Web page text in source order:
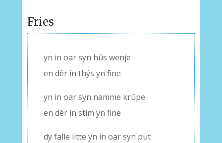
Fries
yn in oar syn hûs wenje
en dêr in thýs yn fine
yn in oar syn namme krûpe
en dêr in stim yn fine
dy falle litte yn in oar syn put